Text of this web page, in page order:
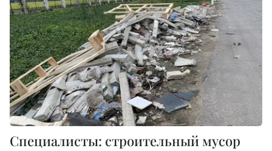
Специалисты: строительный мусор